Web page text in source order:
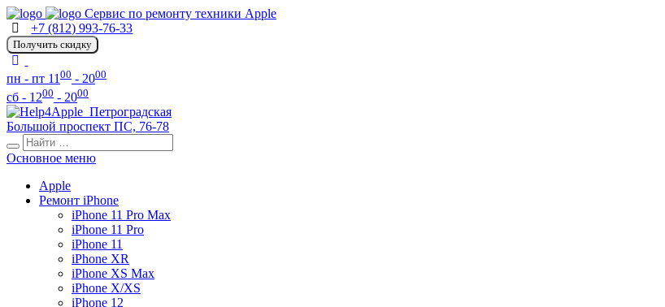
Сервис по ремонту техники Apple
+7 (812) 993-76-33
Получить скидку
пн - пт 11 00 - 2000
сб - 1200 - 2000
Петроградская
Большой проспект ПС, 76-78
Основное меню
Apple
Ремонт iPhone
iPhone 11 Pro Max
iPhone 11 Pro
iPhone 11
iPhone XR
iPhone XS Max
iPhone X/XS
iPhone 12